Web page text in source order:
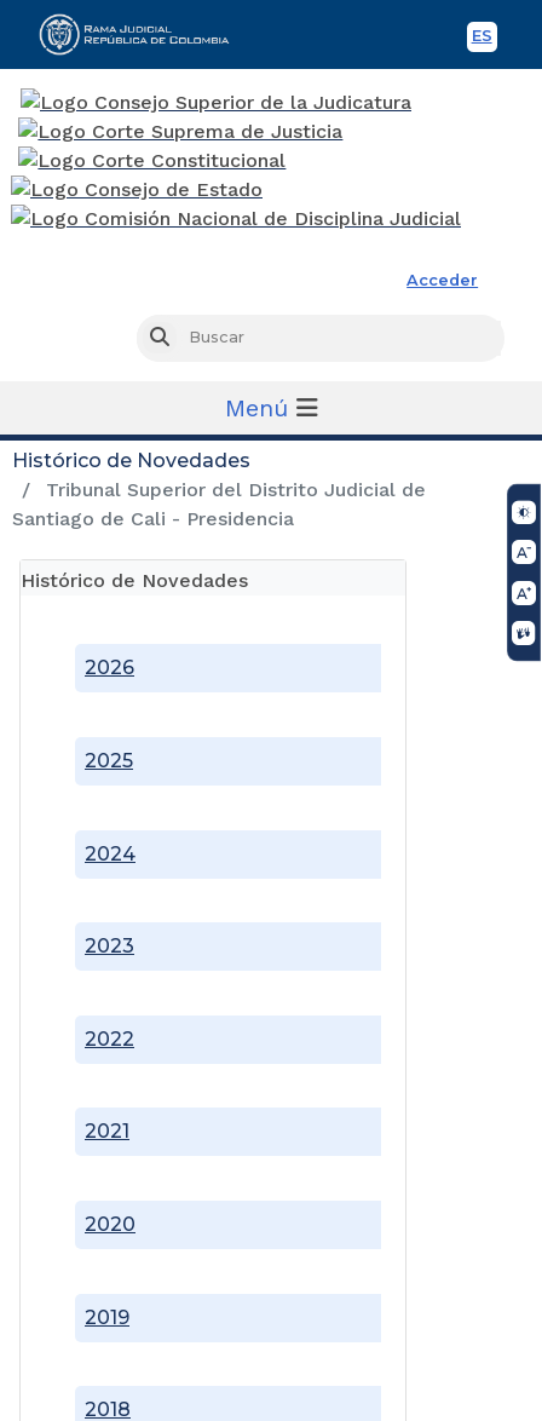
ES
Acceder
Buscar
Menú
Histórico de Novedades
Tribunal Superior del Distrito Judicial de
Santiago de Cali - Presidencia
Histórico de Novedades
2018
2019
2020
2021
2022
2023
2024
2025
2026